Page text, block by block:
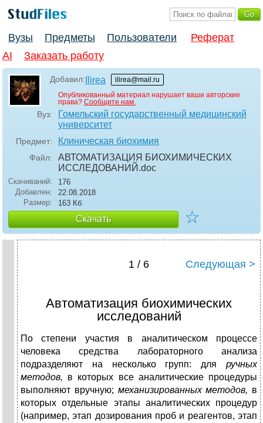
Вузы Предметы Пользователи
Реферат
AI
Заказать работу
Добавил: Ilirea
ilirea@mail.ru
Опубликованный материал нарушает ваши авторские
права? Сообщите нам.
Вуз:
Гомельский государственный медицинский
университет
Предмет: Клиническая биохимия
Файл:
АВТОМАТИЗАЦИЯ БИОХИМИЧЕСКИХ
ИССЛЕДОВАНИЙ .doc
Скачиваний:
176
Добавлен:
22.08.2018
Размер:
163 Кб
Скачать ☆
1 / 6 Следующая >
Автоматизация биохимических
исследований
По степени участия в аналитическом процессе
человека сред­ства лабораторного анализа
подразделяют на несколько групп: для ручных
методов, в которых все аналитические процедуры
выполняют вручную; механизированных методов, в
которых от­дельные этапы аналитических процедур
(например, этап дози­рования проб и реагентов, этап